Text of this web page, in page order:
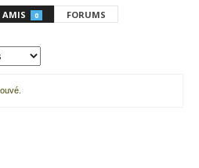
AMIS 0 FORUMS